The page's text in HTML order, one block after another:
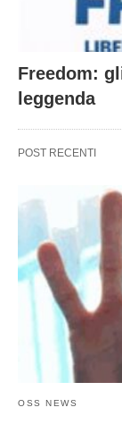
Freedom:
leggenda
POST RECENTI
OSS NEWS